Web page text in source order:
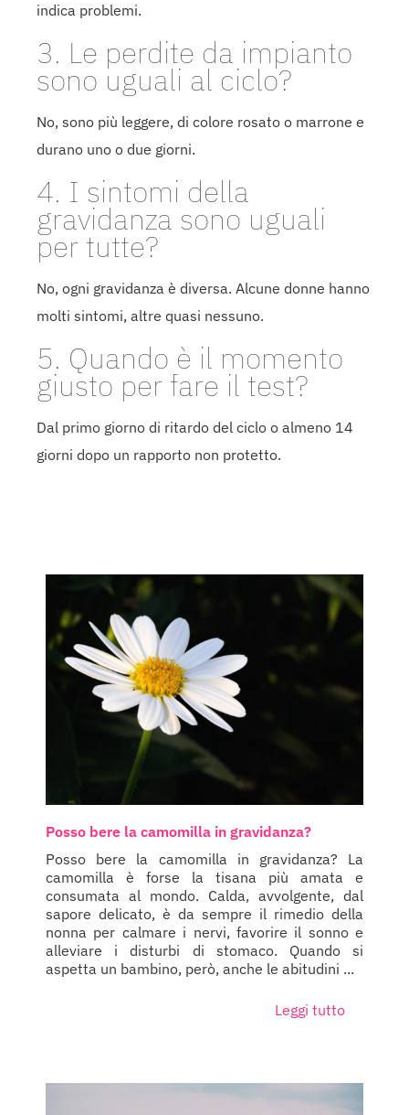
indica problemi.
3. Le perdite da impianto
sono uguali al ciclo?
No, sono più leggere, di colore rosato o marrone e
durano uno o due giorni.
4. I sintomi della
gravidanza sono uguali
per tutte?
No, ogni gravidanza è diversa. Alcune donne hanno
molti sintomi, altre quasi nessuno.
5. Quando è il momento
giusto per fare il test?
Dal primo giorno di ritardo del ciclo o almeno 14
giorni dopo un rapporto non protetto.
Posso bere la camomilla in gravidanza?
Posso bere la camomilla in gravidanza? La
camomilla è forse la tisana più amata e
consumata al mondo. Calda, avvolgente, dal
sapore delicato, è da sempre il rimedio della
nonna per calmare i nervi, favorire il sonno e
alleviare i disturbi di stomaco. Quando si
aspetta un bambino, però, anche le abitudini ...
Leggi tutto